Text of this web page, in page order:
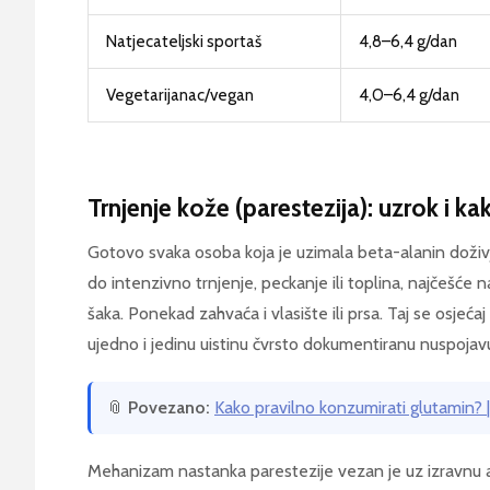
Natjecateljski sportaš 4,8–6,4 g/dan
Vegetarijanac/vegan 4,0–6,4 g/dan
Trnjenje kože (parestezija): uzrok i
Gotovo svaka osoba koja je uzimala beta-alanin
do intenzivno trnjenje, peckanje ili toplina, najčešće
šaka. Ponekad zahvaća i vlasište ili prsa. Taj se
ujedno i jedinu uistinu čvrsto dokumentiranu
📎 Povezano: Kako pravilno konzumirati glutamin?
Mehanizam nastanka parestezije vezan je uz